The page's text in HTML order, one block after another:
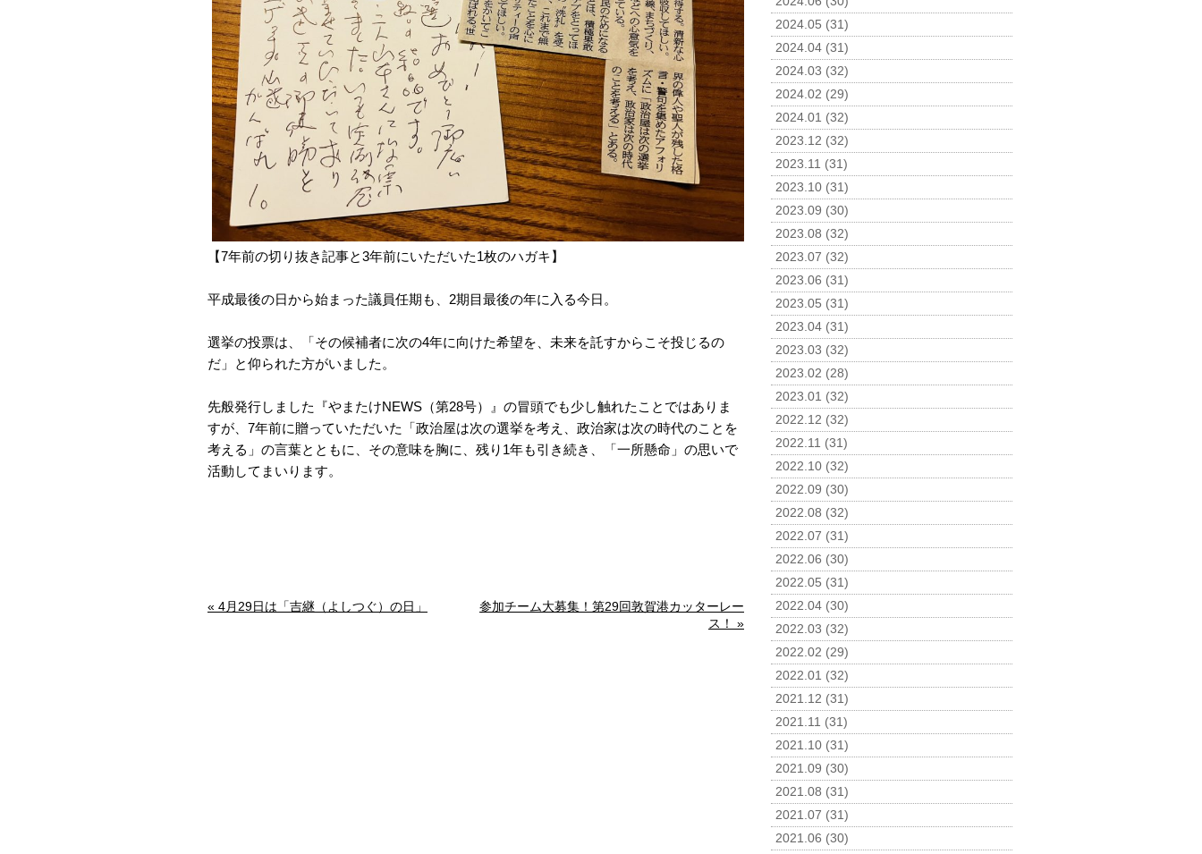
【7年前の切り抜き記事と3年前にいただいた1枚のハガキ】
平成最後の日から始まった議員任期も、2期目最後の年に入る今日。
選挙の投票は、「その候補者に次の4年に向けた希望を、未来を託すからこそ投じるの
だ」と仰られた方がいました。
先般発行しました『やまたけNEWS（第28号）』の冒頭でも少し触れたことではありま
すが、7年前に贈っていただいた「政治屋は次の選挙を考え、政治家は次の時代のことを
考える」の言葉とともに、その意味を胸に、残り1年も引き続き、「一所懸命」の思いで
活動してまいります。
« 4月29日は「吉継（よしつぐ）の日」
参加チーム大募集！第29回敦賀港カッターレー
ス！ »
2024.05 (31)
2024.04 (31)
2024.03 (32)
2024.02 (29)
2024.01 (32)
2023.12 (32)
2023.11 (31)
2023.10 (31)
2023.09 (30)
2023.08 (32)
2023.07 (32)
2023.06 (31)
2023.05 (31)
2023.04 (31)
2023.03 (32)
2023.02 (28)
2023.01 (32)
2022.12 (32)
2022.11 (31)
2022.10 (32)
2022.09 (30)
2022.08 (32)
2022.07 (31)
2022.06 (30)
2022.05 (31)
2022.04 (30)
2022.03 (32)
2022.02 (29)
2022.01 (32)
2021.12 (31)
2021.11 (31)
2021.10 (31)
2021.09 (30)
2021.08 (31)
2021.07 (31)
2021.06 (30)